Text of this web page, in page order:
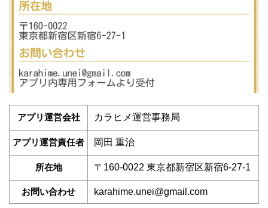
アプリ運営会社 カラヒメ運営事務局
アプリ運営責任者 岡田 重治
所在地 〒160-0022 東京都新宿区新宿6-27-1
お問い合わせ karahime.unei@gmail.com